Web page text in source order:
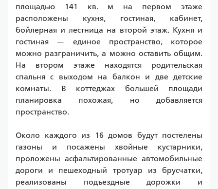
площадью 141 кв. м на первом этаже
расположены кухня, гостиная, кабинет,
бойлерная и лестница на второй этаж. Кухня и
гостиная — единое пространство, которое
можно разграничить, а можно оставить общим.
На втором этаже находятся родительская
спальня с выходом на балкон и две детские
комнаты. В коттеджах большей площади
планировка похожая, но добавляется
пространство.
Около каждого из 16 домов будут постелены
газоны и посажены хвойные кустарники,
проложены асфальтированные автомобильные
дороги и пешеходный тротуар из брусчатки,
реализованы подъездные дорожки и